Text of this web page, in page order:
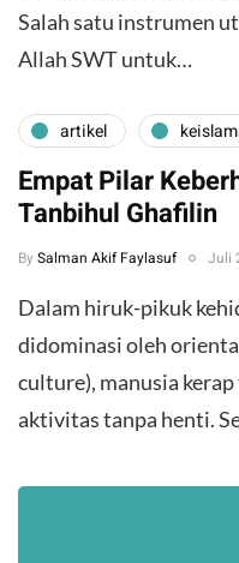
Salah satu instrumen
Allah SWT untuk…
artikel
Empat Pilar
Tanbihul Ghafilin
By Salman Akif Faylasuf Juli
Dalam hiruk-pikuk
didominasi oleh
culture), manusia
aktivitas tanpa henti.